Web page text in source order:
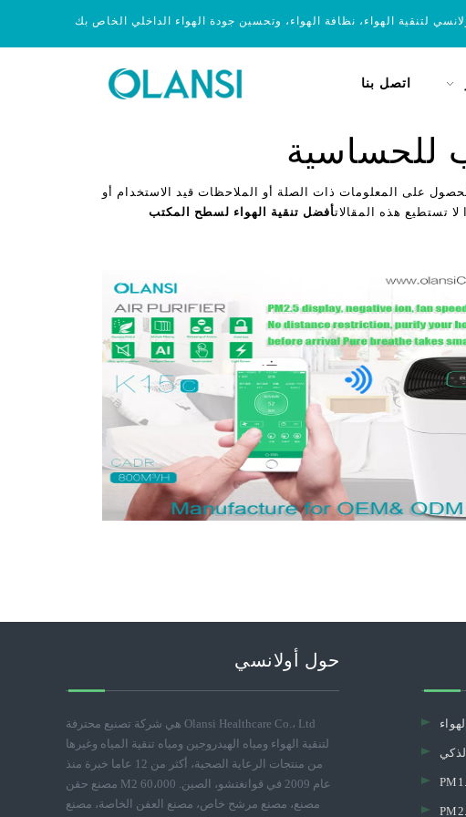
لتنقية الهواء، نظافة الهواء، وتحسين جودة الهواء الداخلي الخاص بك
اتصل بنا
للحساسية
على المعلومات ذات الصلة أو الملاحظات قيد الاستخدام أو
تستطيع هذه المقالاتأفضل تنقية الهواء لسطح المكتب
حول أولانسي
Olansi Healthcare Co.، Ltd هي شركة تصنيع محترفة
لتنقية الهواء ومياه الهيدروجين ومياه تنقية المياه وغيرها
من منتجات الرعاية الصحية، أكثر من 12 عاما خبرة منذ
عام 2009 في قوانغتشو، الصين. 60،000 M2 مصنع حقن
مصنع، مصنع مرشح خاص، مصنع العفن الخاصة، مصنع